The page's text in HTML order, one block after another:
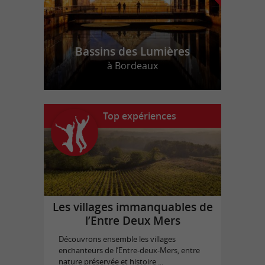
Bassins des Lumières
à Bordeaux
Top expériences
Les villages immanquables de
l’Entre Deux Mers
Découvrons ensemble les villages
enchanteurs de l’Entre-deux-Mers, entre
nature préservée et histoire ...